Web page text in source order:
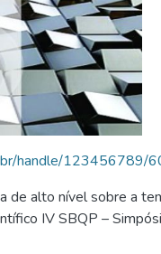
handle/123456789/
de alto nível sobre a
IV SBQP –